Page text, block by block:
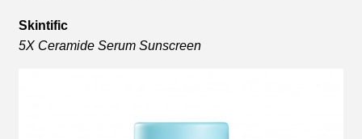
Skintific
5X Ceramide Serum Sunscreen